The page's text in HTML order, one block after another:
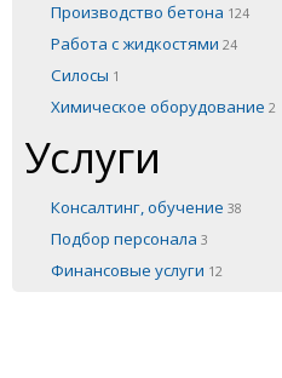
Производство бетона 124
Работа с жидкостями 24
Силосы 1
Химическое оборудование 2
Услуги
Консалтинг, обучение 38
Подбор персонала 3
Финансовые услуги 12